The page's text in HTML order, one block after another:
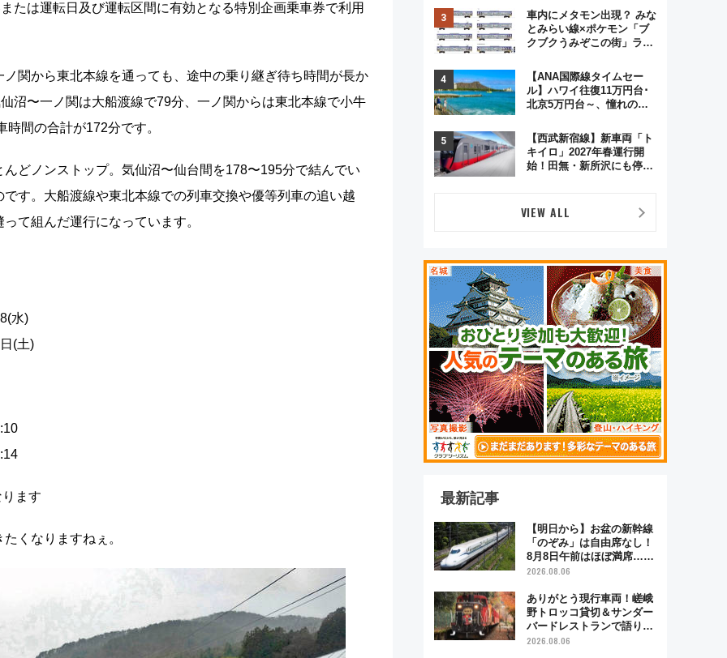
たは運転日及び運転区間に有効となる特別企画乗車券で利用
関から東北本線を通っても、途中の乗り継ぎ待ち時間が長か
沼〜一ノ関は大船渡線で79分、一ノ関からは東北本線で小牛
間の合計が172分です。
どノンストップ。気仙沼〜仙台間を178〜195分で結んでい
す。大船渡線や東北本線での列車交換や優等列車の追い越
て組んだ運行になっています。
水)
(土)
ます
くなりますねぇ。
ジュアルパーティープラン
車内にメタモン出現？ みな
とみらい線×ポケモン「ブ
クブクうみぞこの街」ラッ
この夏は直通列車で横浜
へ！
【ANA国際線タイムセー
ル】ハワイ往復11万円台･
北京5万円台～、憧れのビ
GW旅行まで狙える激アツ
路線まとめ（8/10まで）
【西武新宿線】新車両「ト
キイロ」2027年春運行開
始！田無・新所沢にも停
VIEW ALL
最新記事
【明日から】お盆の新幹線
「のぞみ」は自由席なし！
8月8日午前はほぼ満席…で
も数時間ズラせば空きが見
「空席」探しのコツ
2026.08.06
ありがとう現行車両！嵯峨
野トロッコ貸切＆サンダー
バードレストランで語り合
う秋の京都 斉藤雪乃＆福
2026.08.06